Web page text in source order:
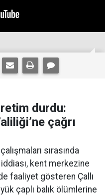
durdu:
çağrı
sırasında
kent merkezine
faaliyet gösteren Çallı
çaplı balık ölümlerine